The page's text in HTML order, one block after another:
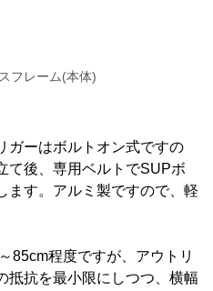
フレーム(本体)
ガーはボルトオン式ですの
て後、専用ベルトでSUPボ
ます。アルミ製ですので、軽
85cm程度ですが、アウトリ
抵抗を最小限にしつつ、横幅